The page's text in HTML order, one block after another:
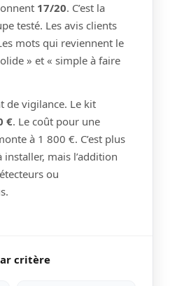
17/20. C’est la
testé. Les avis clients
mots qui reviennent le
» et « simple à faire
de vigilance. Le kit
€. Le coût pour une
à 1 800 €. C’est plus
installer, mais l’addition
ou
critère